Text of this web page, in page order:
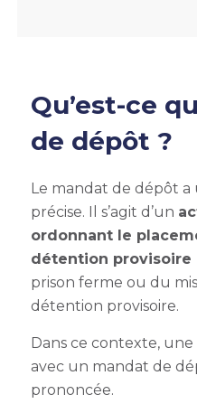
Qu’est-ce
de dépôt ?
Le mandat de dépôt
précise. Il s’agit d’un
ordonnant le
détention provisoire
prison ferme ou du
détention provisoire.
Dans ce contexte,
avec un mandat de
prononcée.